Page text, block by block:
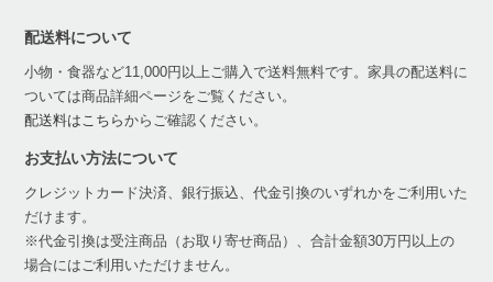
配送料について
小物・食器など11,000円以上ご購入で送料無料です。家具の配送料に
ついては商品詳細ページをご覧ください。
配送料はこちらからご確認ください。
お支払い方法について
クレジットカード決済、銀行振込、代金引換のいずれかをご利用いた
だけます。
※代金引換は受注商品（お取り寄せ商品）、合計金額30万円以上の
場合にはご利用いただけません。